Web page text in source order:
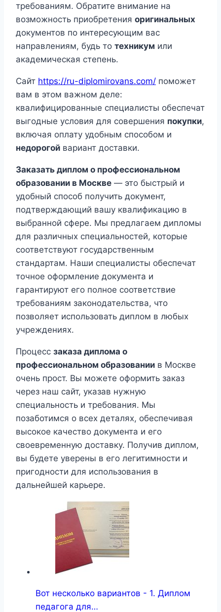
требованиям. Обратите внимание на
возможность приобретения оригинальных
документов по интересующим вас
направлениям, будь то техникум или
академическая степень.
Сайт https://ru-diplomirovans.com/ поможет
вам в этом важном деле:
квалифицированные специалисты обеспечат
выгодные условия для совершения покупки,
включая оплату удобным способом и
недорогой вариант доставки.
Заказать диплом о профессиональном
образовании в Москве — это быстрый и
удобный способ получить документ,
подтверждающий вашу квалификацию в
выбранной сфере. Мы предлагаем дипломы
для различных специальностей, которые
соответствуют государственным
стандартам. Наши специалисты обеспечат
точное оформление документа и
гарантируют его полное соответствие
требованиям законодательства, что
позволяет использовать диплом в любых
учреждениях.
Процесс заказа диплома о
профессиональном образовании в Москве
очень прост. Вы можете оформить заказ
через наш сайт, указав нужную
специальность и требования. Мы
позаботимся о всех деталях, обеспечивая
высокое качество документа и его
своевременную доставку. Получив диплом,
вы будете уверены в его легитимности и
пригодности для использования в
дальнейшей карьере.
Вот несколько вариантов - 1. Диплом
педагога для…